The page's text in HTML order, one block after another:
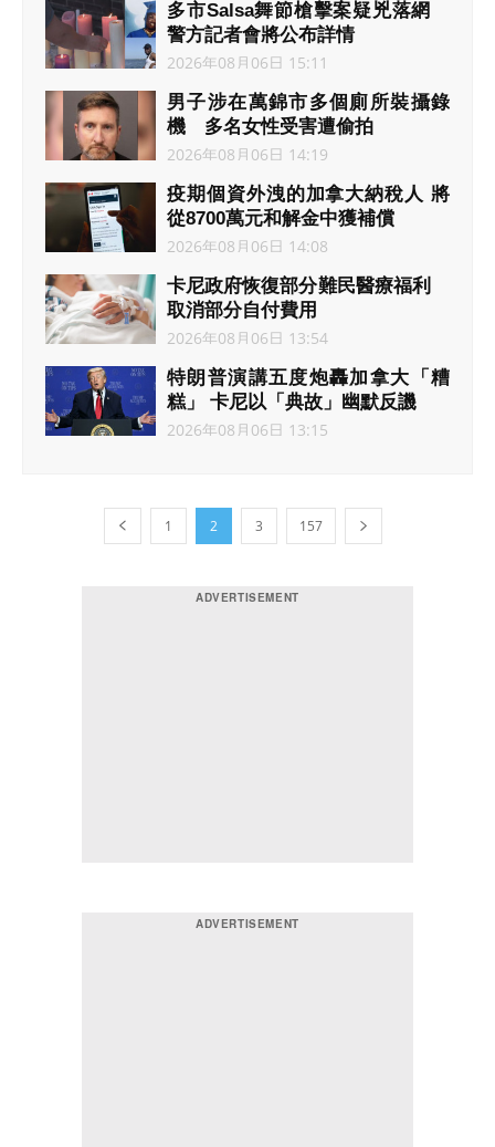
多市Salsa舞節槍擊案疑兇落網
警方記者會將公布詳情
2026年08月06日 15:11
男子涉在萬錦市多個廁所裝攝錄
機 多名女性受害遭偷拍
2026年08月06日 14:19
疫期個資外洩的加拿大納稅人 將
從8700萬元和解金中獲補償
2026年08月06日 14:08
卡尼政府恢復部分難民醫療福利
取消部分自付費用
2026年08月06日 13:54
特朗普演講五度炮轟加拿大「糟
糕」 卡尼以「典故」幽默反譏
2026年08月06日 13:15
1 2 3 157